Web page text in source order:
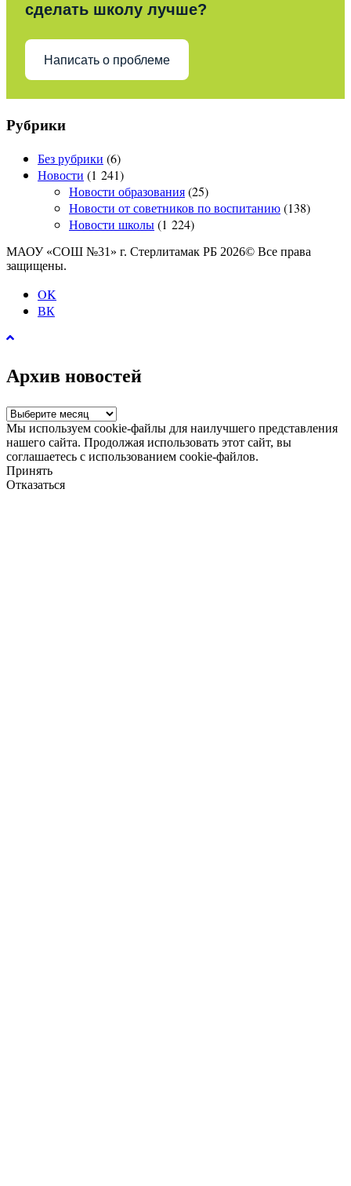
сделать школу лучше?
Написать о проблеме
Рубрики
Без рубрики (6)
Новости (1 241)
Новости образования(25)
Новости от советников по воспитанию(138)
Новости школы(1 224)
МАОУ «СОШ №31» г. Стерлитамак РБ 2026© Все права
защищены.
OK
ВК
Архив новостей
Архив
новостей
Мы используем cookie-файлы для наилучшего представления
нашего сайта. Продолжая использовать этот сайт, вы
соглашаетесь с использованием cookie-файлов.
Принять
Отказаться